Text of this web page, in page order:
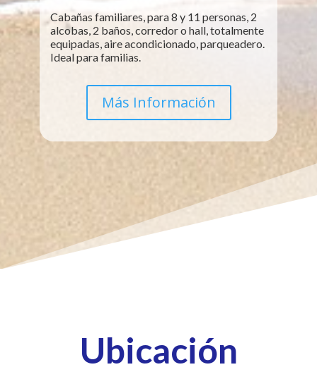
Cabañas familiares, para 8 y 11 personas, 2
alcobas, 2 baños, corredor o hall, totalmente
equipadas, aire acondicionado, parqueadero.
Ideal para familias.
Más Información
Ubicación